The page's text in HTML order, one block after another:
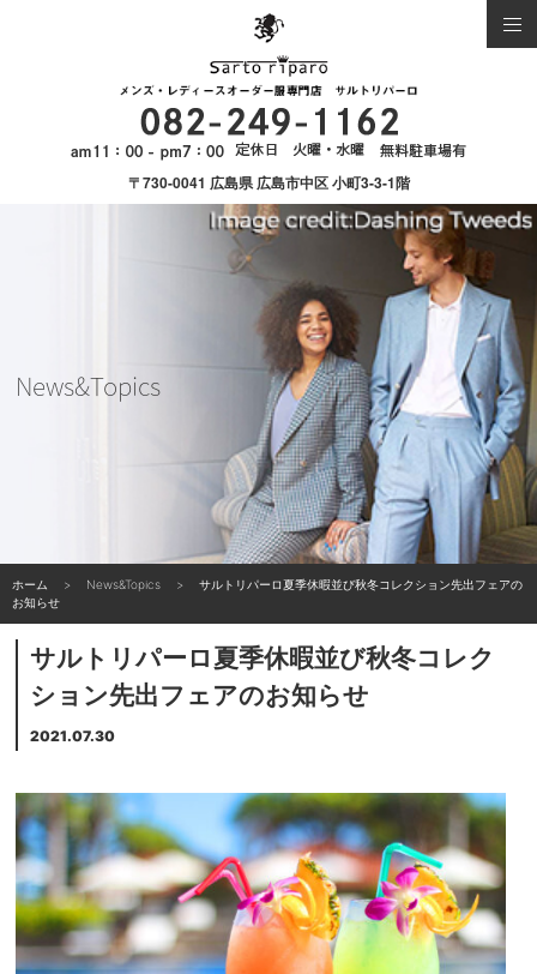
〒730-0041 広島県 広島市中区 小町3-3-1階
News&Topics
ホーム News&Topics
サルトリパーロ夏季休暇並び秋冬コレクション先出フェアの
お知らせ
サルトリパーロ夏季休暇並び秋冬コレク
ション先出フェアのお知らせ
2021.07.30